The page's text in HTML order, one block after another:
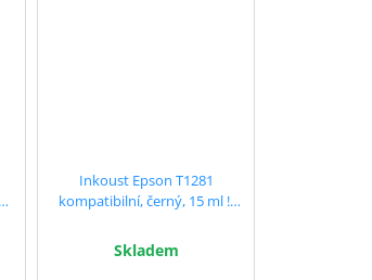
Inkoust Epson T1281
kompatibilní, černý, 15 ml !!
Skladem